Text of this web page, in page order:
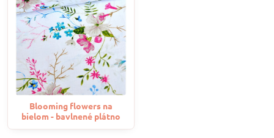
Blooming flowers na
bielom - bavlnené plátno